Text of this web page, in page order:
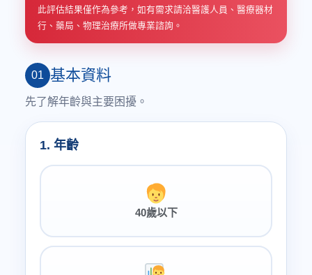
此評估結果僅作為參考，如有需求請洽醫護人員、醫療器材
行、藥局、物理治療所做專業諮詢。
01 基本資料
先了解年齡與主要困擾。
1. 年齡
40歲以下